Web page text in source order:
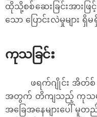
ထိုသို့စစ်ဆေးခြင်းအားဖ
သော ပြောင်းလဲမှုများ
ကုသခြင်း
ဖရက်ဂျိုင်း အိတ်စ်
အတွက် တိကျသည့် ကုသမှုမ
အခြေအနေများပေါ် မူတ